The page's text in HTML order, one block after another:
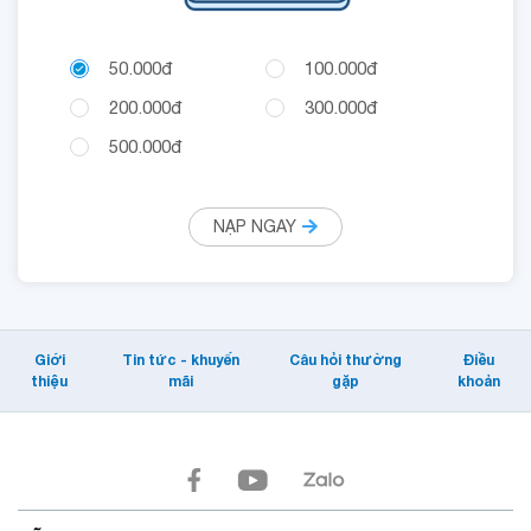
50.000đ
100.000đ
200.000đ
300.000đ
500.000đ
NẠP NGAY
Giới
thiệu
Tin tức - khuyến
mãi
Câu hỏi thường
gặp
Điều
khoản